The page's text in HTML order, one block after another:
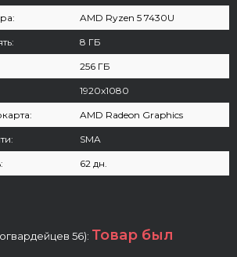
AMD Ryzen 5 7430U
8 ГБ
256 ГБ
1920x1080
AMD Radeon Graphics
SMA
62 дн.
56): Товар был